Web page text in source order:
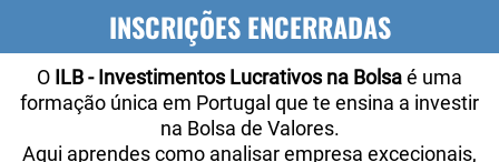
INSCRIÇÕES ENCERRADAS
O ILB - Investimentos Lucrativos na Bolsaé uma
formação única em Portugal que te ensina a investir
na Bolsa de Valores.
Aqui aprendes como analisar empresa excecionais,